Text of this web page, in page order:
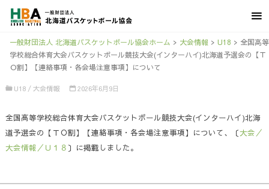
一般財団法人 北海道バスケットボール協会ホーム > 大会情報 > U18 > 全国高等
学校総合体育大会バスケットボール競技大会(インターハイ)北海道予選会の【Ｔ
Ｏ割】【連絡事項・各会場注意事項】について
U18 / 大会情報 2026年6月9日
全国高等学校総合体育大会バスケットボール競技大会(インターハイ)北海
道予選会の【ＴＯ割】【連絡事項・各会場注意事項】について、〔大会／
大会情報／Ｕ１８ 〕に掲載しました。